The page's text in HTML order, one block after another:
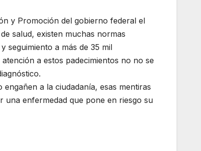
y Promoción del gobierno federal el
salud, existen muchas normas
seguimiento a más de 35 mil
a estos padecimientos no no se
a la ciudadanía, esas mentiras
una enfermedad que pone en riesgo su